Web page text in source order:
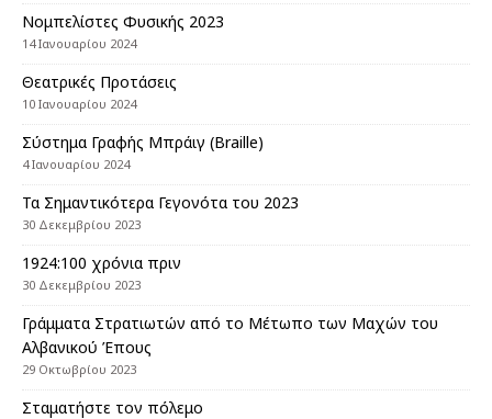
Nομπελίστες Φυσικής 2023
14 Ιανουαρίου 2024
Θεατρικές Προτάσεις
10 Ιανουαρίου 2024
Σύστημα Γραφής Μπράιγ (Braille)
4 Ιανουαρίου 2024
Τα Σημαντικότερα Γεγονότα του 2023
30 Δεκεμβρίου 2023
1924:100 χρόνια πριν
30 Δεκεμβρίου 2023
Γράμματα Στρατιωτών από το Μέτωπο των Μαχών του
Αλβανικού Έπους
29 Οκτωβρίου 2023
Σταματήστε τον πόλεμο